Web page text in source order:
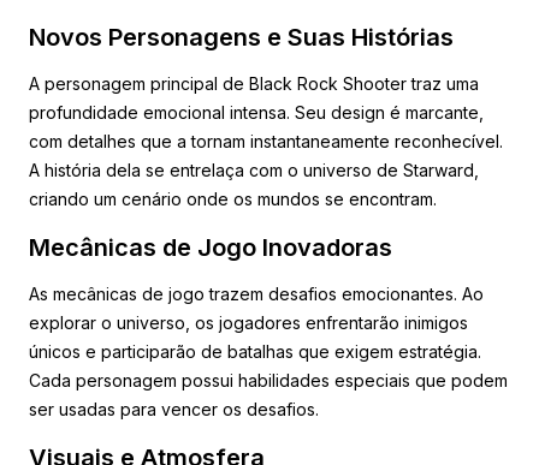
Novos Personagens e Suas Histórias
A personagem principal de Black Rock Shooter traz uma
profundidade emocional intensa. Seu design é marcante,
com detalhes que a tornam instantaneamente reconhecível.
A história dela se entrelaça com o universo de Starward,
criando um cenário onde os mundos se encontram.
Mecânicas de Jogo Inovadoras
As mecânicas de jogo trazem desafios emocionantes. Ao
explorar o universo, os jogadores enfrentarão inimigos
únicos e participarão de batalhas que exigem estratégia.
Cada personagem possui habilidades especiais que podem
ser usadas para vencer os desafios.
Visuais e Atmosfera